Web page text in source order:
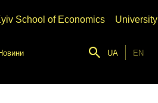
School of Economics University
UA EN